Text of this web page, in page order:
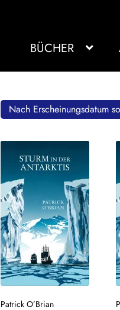
BÜCHER
Nach Erscheinungsdatum
Patrick O’Brian